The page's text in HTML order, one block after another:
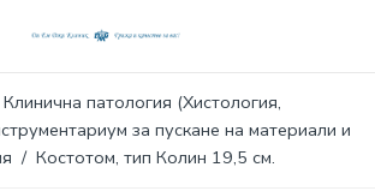
Клинична патология (Хистология,
за пускане на материали и
/ Костотом, тип Колин 19,5 см.